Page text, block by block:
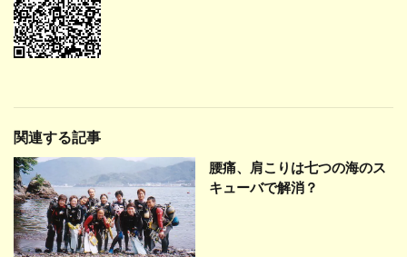
関連する記事
腰痛、肩こりは七つの海のス
キューバで解消？